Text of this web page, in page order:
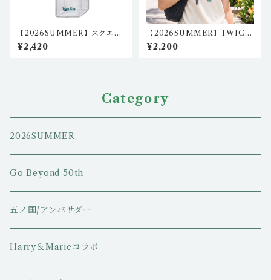
【2026SUMMER】スクエア
クリアボトル 500ml igo-bt
l-01
¥2,420
【2026SUMMER】TWICE
クロウ1リンガーTシャツ（フ
ォレストグリーン/ナチュラ
¥2,200
Category
2026SUMMER
Go Beyond 50th
五ノ国/アンバサダー
Harry＆Marieコラボ